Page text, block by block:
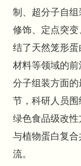
制、超分子自
修饰、定点突
结了天然笼形
材料等领域的
分子组装方面
节，科研人员围
绿色食品级改性
与植物蛋白复
流。